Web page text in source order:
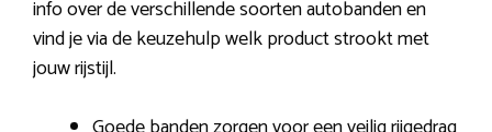
info over de verschillende soorten autobanden en
vind je via de keuzehulp welk product strookt met
jouw rijstijl.